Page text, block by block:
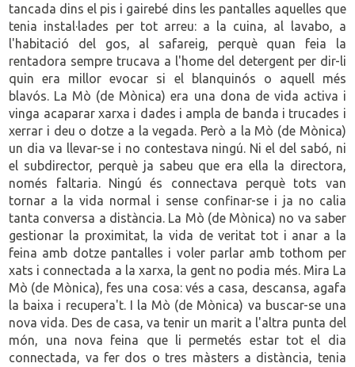
tancada dins el pis i gairebé dins les pantalles aquelles que
tenia instal·lades per tot arreu: a la cuina, al lavabo, a
l'habitació del gos, al safareig, perquè quan feia la
rentadora sempre trucava a l'home del detergent per dir-li
quin era millor evocar si el blanquinós o aquell més
blavós. La Mò (de Mònica) era una dona de vida activa i
vinga acaparar xarxa i dades i ampla de banda i trucades i
xerrar i deu o dotze a la vegada. Però a la Mò (de Mònica)
un dia va llevar-se i no contestava ningú. Ni el del sabó, ni
el subdirector, perquè ja sabeu que era ella la directora,
només faltaria. Ningú és connectava perquè tots van
tornar a la vida normal i sense confinar-se i ja no calia
tanta conversa a distància. La Mò (de Mònica) no va saber
gestionar la proximitat, la vida de veritat tot i anar a la
feina amb dotze pantalles i voler parlar amb tothom per
xats i connectada a la xarxa, la gent no podia més. Mira La
Mò (de Mònica), fes una cosa: vés a casa, descansa, agafa
la baixa i recupera't. I la Mò (de Mònica) va buscar-se una
nova vida. Des de casa, va tenir un marit a l'altra punta del
món, una nova feina que li permetés estar tot el dia
connectada, va fer dos o tres màsters a distància, tenia